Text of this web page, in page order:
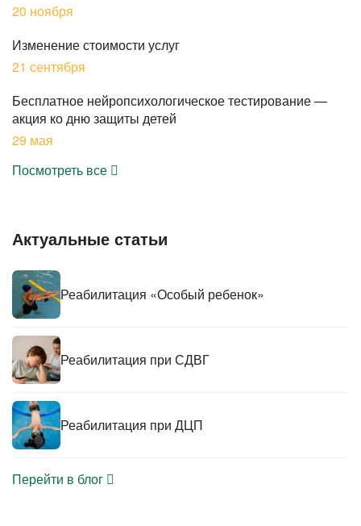
20 ноября
Изменение стоимости услуг
21 сентября
Бесплатное нейропсихологическое тестирование —
акция ко дню защиты детей
29 мая
Посмотреть все
Актуальные статьи
Реабилитация «Особый ребенок»
Реабилитация при СДВГ
Реабилитация при ДЦП
Перейти в блог